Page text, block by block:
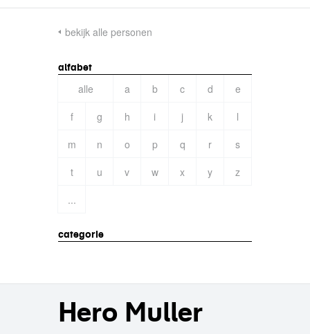
bekijk alle personen
alfabet
alle a b c d
e
f
g h i j k
l
m
n o p q r
s
t
u v w x y
z
...
categorie
Hero Muller